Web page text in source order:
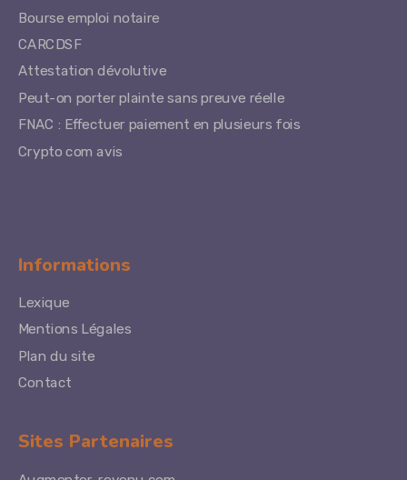
Bourse emploi notaire
CARCDSF
Attestation dévolutive
Peut-on porter plainte sans preuve réelle
FNAC : Effectuer paiement en plusieurs fois
Crypto com avis
Informations
Lexique
Mentions Légales
Plan du site
Contact
Sites Partenaires